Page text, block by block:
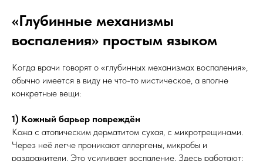
«Глубинные механизмы
воспаления» простым языком
Когда врачи говорят о «глубинных механизмах воспаления»,
обычно имеется в виду не что-то мистическое, а вполне
конкретные вещи:
1) Кожный барьер повреждён
Кожа с атопическим дерматитом сухая, с микротрещинами.
Через неё легче проникают аллергены, микробы и
раздражители. Это усиливает воспаление. Здесь работают: